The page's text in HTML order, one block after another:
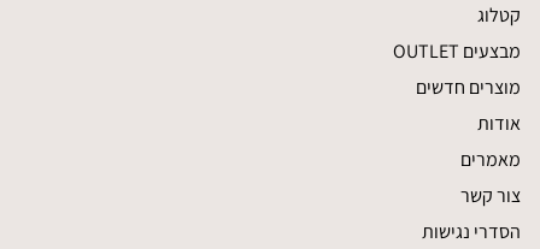
קטלוג
מבצעים OUTLET
מוצרים חדשים
אודות
מאמרים
צור קשר
הסדרי נגישות